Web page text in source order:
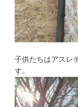
子供たちはアスレ
す。